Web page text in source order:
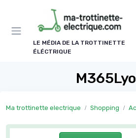
LE MÉDIA DE LA TROTTINETTE
ÉLÉCTRIQUE
Ma trottinette electrique Shopping